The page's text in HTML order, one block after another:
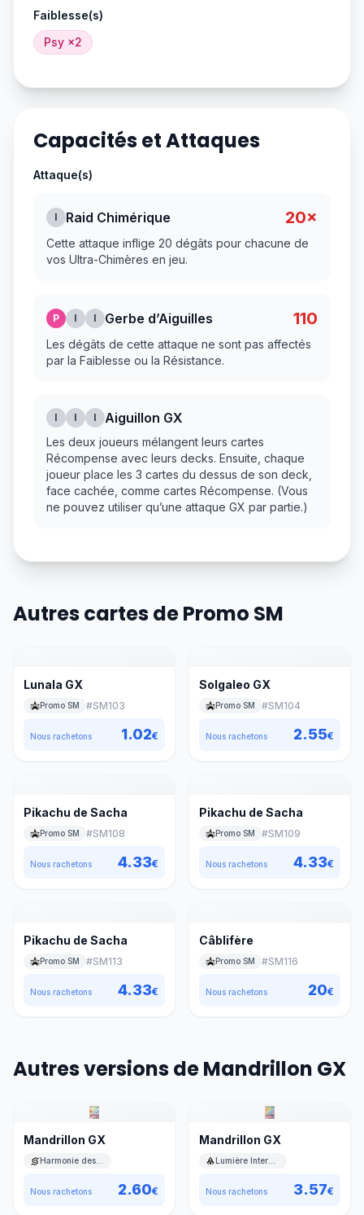
Faiblesse(s)
Psy ×2
Capacités et Attaques
Attaque(s)
I Raid Chimérique 20×
Cette attaque inflige 20 dégâts pour chacune de
vos Ultra-Chimères en jeu.
P I I Gerbe d’Aiguilles 110
Les dégâts de cette attaque ne sont pas affectés
par la Faiblesse ou la Résistance.
I I I Aiguillon GX
Les deux joueurs mélangent leurs cartes
Récompense avec leurs decks. Ensuite, chaque
joueur place les 3 cartes du dessus de son deck,
face cachée, comme cartes Récompense. (Vous
ne pouvez utiliser qu’une attaque GX par partie.)
Autres cartes de Promo SM
Lunala GX
Promo SM #SM103
Nous rachetons 1.02€
Solgaleo GX
Promo SM #SM104
Nous rachetons 2.55€
Pikachu de Sacha
Promo SM #SM108
Nous rachetons 4.33€
Pikachu de Sacha
Promo SM #SM109
Nous rachetons 4.33€
Pikachu de Sacha
Promo SM #SM113
Nous rachetons 4.33€
Câblifère
Promo SM #SM116
Nous rachetons 20€
Autres versions de Mandrillon GX
Mandrillon GX
Nous rachetons 2.60€
Mandrillon GX
Nous rachetons 3.57€